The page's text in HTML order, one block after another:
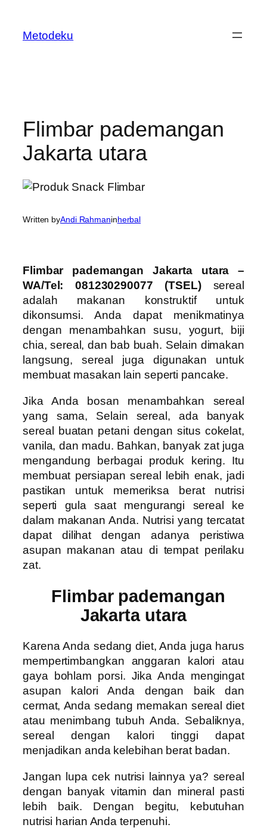
content
Metodeku
Flimbar pademangan
Jakarta utara
Written byAndi Rahmaninherbal
Flimbar pademangan Jakarta utara –
WA/Tel: 081230290077 (TSEL) sereal
adalah makanan konstruktif untuk
dikonsumsi. Anda dapat menikmatinya
dengan menambahkan susu, yogurt, biji
chia, sereal, dan bab buah. Selain dimakan
langsung, sereal juga digunakan untuk
membuat masakan lain seperti pancake.
Jika Anda bosan menambahkan sereal
yang sama, Selain sereal, ada banyak
sereal buatan petani dengan situs cokelat,
vanila, dan madu. Bahkan, banyak zat juga
mengandung berbagai produk kering. Itu
membuat persiapan sereal lebih enak, jadi
pastikan untuk memeriksa berat nutrisi
seperti gula saat mengurangi sereal ke
dalam makanan Anda. Nutrisi yang tercatat
dapat dilihat dengan adanya peristiwa
asupan makanan atau di tempat perilaku
zat.
Flimbar pademangan
Jakarta utara
Karena Anda sedang diet, Anda juga harus
mempertimbangkan anggaran kalori atau
gaya bohlam porsi. Jika Anda mengingat
asupan kalori Anda dengan baik dan
cermat, Anda sedang memakan sereal diet
atau menimbang tubuh Anda. Sebaliknya,
sereal dengan kalori tinggi dapat
menjadikan anda kelebihan berat badan.
Jangan lupa cek nutrisi lainnya ya? sereal
dengan banyak vitamin dan mineral pasti
lebih baik. Dengan begitu, kebutuhan
nutrisi harian Anda terpenuhi.